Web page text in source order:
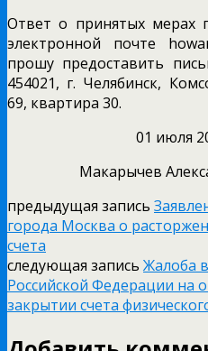
Ответ о принятых мерах
электронной почте
прошу предоставить
454021, г. Челябинск,
69, квартира 30.
01 июля
Макарычев
предыдущая запись
города Москва о
счета
следующая запись Жалоба
Российской Федерации на
закрытии счета